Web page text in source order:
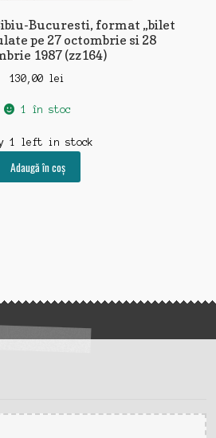
Bucuresti, format „bilet
pe 27 octombrie si 28
1987 (zz164)
130,00 lei
1 în stoc
1 left in stock
Adaugă în coș